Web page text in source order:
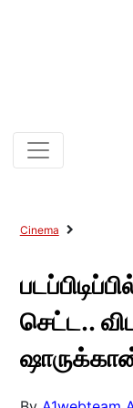
Cinema
செட்ட..